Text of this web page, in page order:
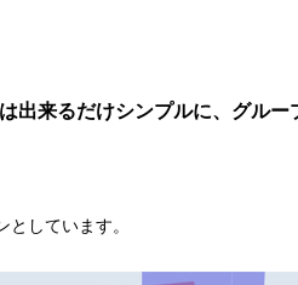
出来るだけシンプルに、グル
しています。